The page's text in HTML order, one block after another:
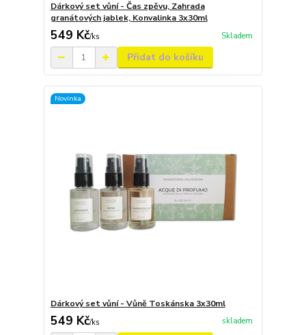
Dárkový set vůní - Čas zpěvu, Zahrada
granátových jablek, Konvalinka 3x30ml
549 Kč/ks Skladem
Přidat do košíku
Novinka
Dárkový set vůní - Vůně Toskánska 3x30ml
549 Kč/ks skladem